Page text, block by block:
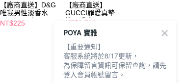
【廠商直送】D&G
唯我男性淡香水
1.5ml(3入組)
NT$225
【廠商直送】
GUCCI罪愛真摯男
性淡香水50ml
NT$1,763
POYA 寶雅
【重要通知】
客服系統將於8/17更新，
為保障留言資訊可保留查詢，請先
登入會員帳號留言。